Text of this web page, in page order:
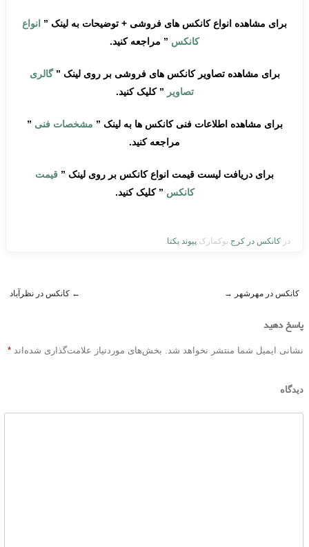
برای مشاهده انواع کانکس های فروشی + توضیحات به لینک ” انواع
کانکس ” مراجعه کنید.
برای مشاهده تصاویر کانکس های فروشی بر روی لینک ”گالری
تصاویر ”کلیک کنید.
برای مشاهده اطلاعات فنی کانکس ها به لینک ” مشخصات فنی ”
مراجعه کنید.
برای دریافت لیست قیمت انواع کانکس بر روی لینک ” قیمت
کانکس ”کلیک کنید.
در کانکس در کرج .بوکمارک:پیوند یکتا
← کانکس در نظرآباد کانکس در مهرشهر →
پاسخ دهید
نشانی ایمیل شما منتشر نخواهد شد. بخش‌های موردنیاز علامت‌گذاری شده‌اند *
دیدگاه